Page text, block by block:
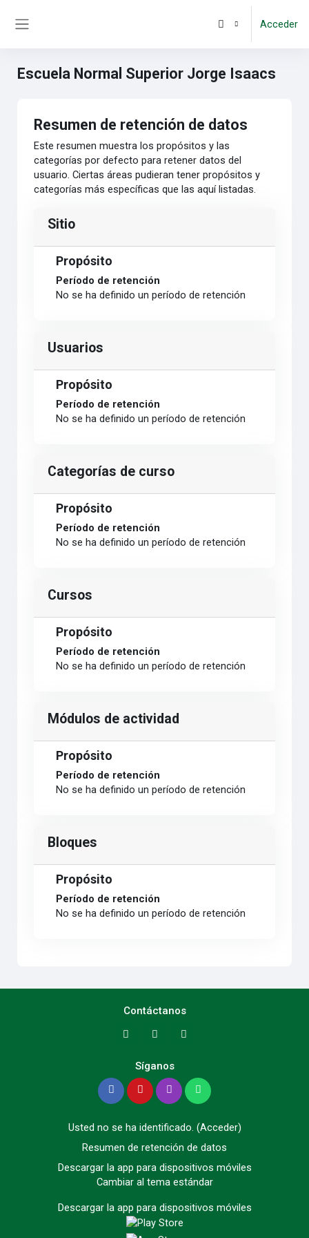
Acceder
Escuela Normal Superior Jorge Isaacs
Resumen de retención de datos
Este resumen muestra los propósitos y las
categorías por defecto para retener datos del
usuario. Ciertas áreas pudieran tener propósitos y
categorías más específicas que las aquí listadas.
Sitio
Propósito
Período de retención
No se ha definido un período de retención
Usuarios
Propósito
Período de retención
No se ha definido un período de retención
Categorías de curso
Propósito
Período de retención
No se ha definido un período de retención
Cursos
Propósito
Período de retención
No se ha definido un período de retención
Módulos de actividad
Propósito
Período de retención
No se ha definido un período de retención
Bloques
Propósito
Período de retención
No se ha definido un período de retención
Contáctanos
Síganos
Usted no se ha identificado. (Acceder)
Resumen de retención de datos
Descargar la app para dispositivos móviles
Cambiar al tema estándar
Descargar la app para dispositivos móviles